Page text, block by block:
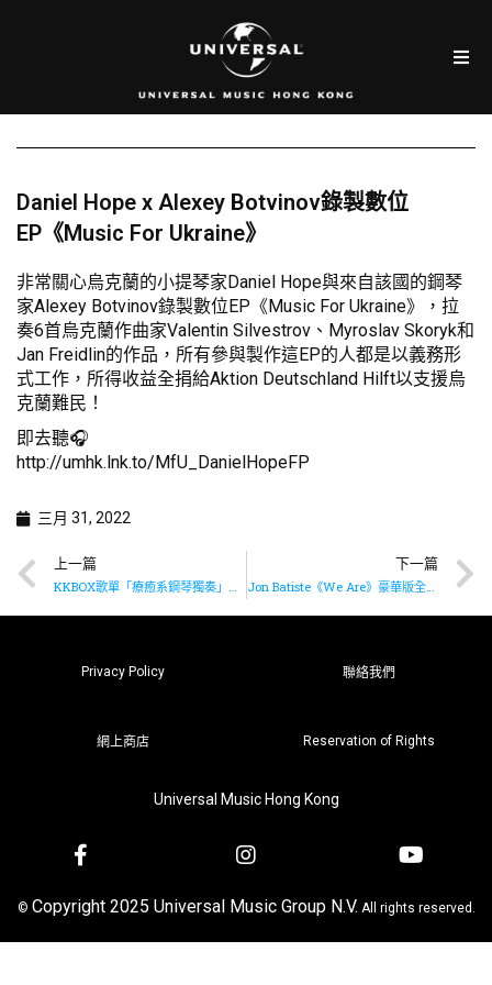
Daniel Hope x Alexey Botvinov錄製數位
EP《Music For Ukraine》
非常關心烏克蘭的小提琴家Daniel Hope與來自該國的鋼琴
家Alexey Botvinov錄製數位EP《Music For Ukraine》，拉
奏6首烏克蘭作曲家Valentin Silvestrov、Myroslav Skoryk和
Jan Freidlin的作品，所有參與製作這EP的人都是以義務形
式工作，所得收益全捐給Aktion Deutschland Hilft以支援烏
克蘭難民！
即去聽🎧
http://umhk.lnk.to/MfU_DanielHopeFP
三月 31, 2022
上一篇
KKBOX歌單「療癒系鋼琴獨奏」已推出
下一篇
Jon Batiste《We Are》豪華版全碟已推出
Privacy Policy 聯絡我們
網上商店 Reservation of Rights
Universal Music Hong Kong
© Copyright 2025 Universal Music Group N.V. All rights reserved.